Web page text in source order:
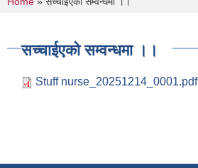
You are here
सच्चाईएको सम्वन्धमा ।।
Stuff nurse_20251214_0001.pdf